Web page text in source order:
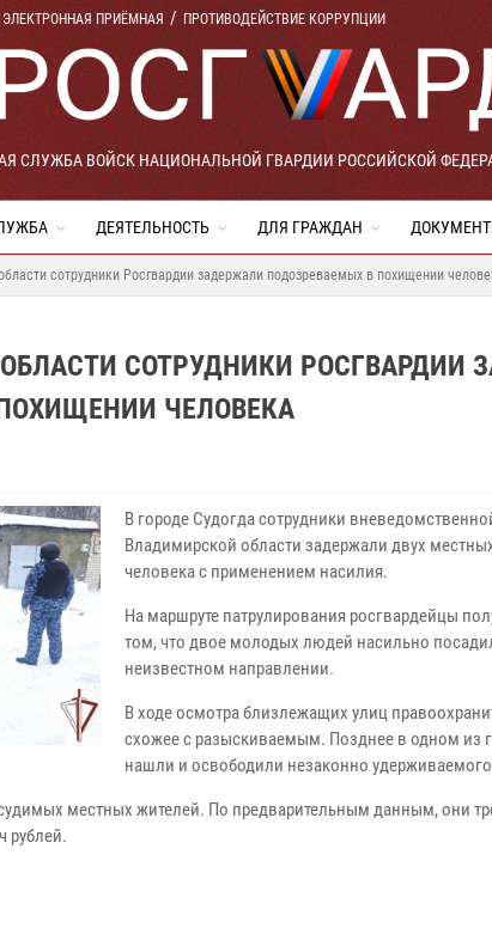
ЭЛЕКТРОННАЯ ПРИЁМНАЯ ПРОТИВОДЕЙСТВИЕ КОРРУПЦИИ
СЛУЖБА ВОЙСК НАЦИОНАЛЬНОЙ ГВАРДИИ РОССИЙСКОЙ
ДЕЯТЕЛЬНОСТЬ ДЛЯ ГРАЖДАН
сотрудники Росгвардии задержали подозреваемых в похищении
СОТРУДНИКИ РОСГВАРДИИ
ЧЕЛОВЕКА
В городе Судогда сотрудники
Владимирской области задержали двух
человека с применением насилия.
На маршруте патрулирования росгвардейцы
том, что двое молодых людей насильно
неизвестном направлении.
В ходе осмотра близлежащих улиц
схожее с разыскиваемым. Позднее в одном из
нашли и освободили незаконно
местных жителей. По предварительным данным, они
рублей.